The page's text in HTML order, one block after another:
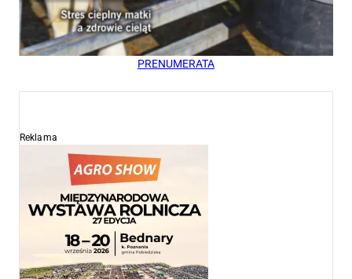
PRENUMERATA
Reklama